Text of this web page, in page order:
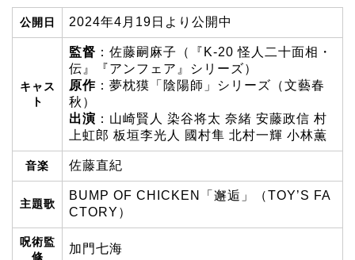
公開日 2024年4月19日より公開中
キャス
ト
監督 ：佐藤嗣麻子（『K-20 怪人二十面相・
伝』『アンフェア』シリーズ）
原作 ：夢枕獏「陰陽師」シリーズ（文藝春
秋）
出演 ：山崎賢人 染谷将太 奈緒 安藤政信 村
上虹郎 板垣李光人 國村隼 北村一輝 小林薫
音楽 佐藤直紀
主題歌
BUMP OF CHICKEN「邂逅」（TOY’S FA
CTORY）
呪術監
修
加門七海